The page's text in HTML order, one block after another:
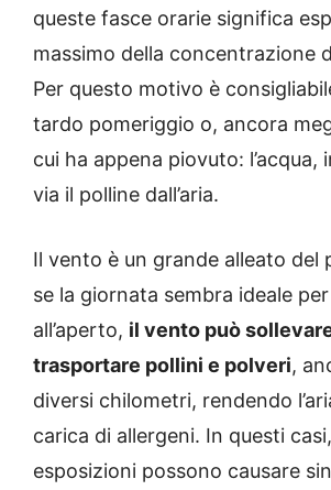
queste fasce orarie significa
massimo della concentrazione
Per questo motivo è
tardo pomeriggio o, ancora
cui ha appena piovuto:
via il polline dall’aria.
Il vento è un grande alleato del
se la giornata sembra ideale
all’aperto, il vento può
trasportare pollini e polveri,
diversi chilometri, rendendo
carica di allergeni. In questi
esposizioni possono causare